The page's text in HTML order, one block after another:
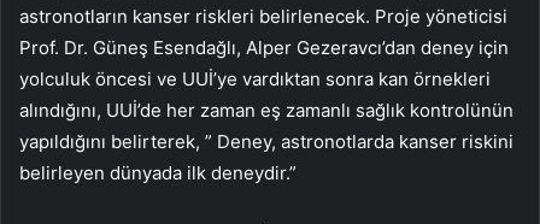
astronotların kanser riskleri belirlenecek. Proje yöneticisi
Prof. Dr. Güneş Esendağlı, Alper Gezeravcı’dan deney için
yolculuk öncesi ve UUİ’ye vardıktan sonra kan örnekleri
alındığını, UUİ’de her zaman eş zamanlı sağlık kontrolünün
yapıldığını belirterek, ” Deney, astronotlarda kanser riskini
belirleyen dünyada ilk deneydir.”